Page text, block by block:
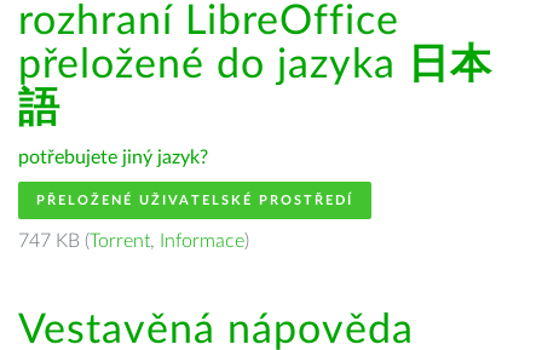
rozhraní LibreOffice
přeložené do jazyka
日本
語
potřebujete jiný jazyk?
PŘELOŽENÉ UŽIVATELSKÉ PROSTŘEDÍ
747 KB (Torrent, Informace)
Vestavěná nápověda